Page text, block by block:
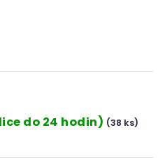
do 24 hodin) (38 ks)